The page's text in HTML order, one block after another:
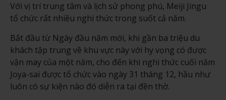
Với vị trí trung tâm và lịch sử phong phú, Meiji Jingu
tổ chức rất nhiều nghi thức trong suốt cả năm.
Bắt đầu từ Ngày đầu năm mới, khi gần ba triệu du
khách tập trung về khu vực này với hy vọng có được
vận may của một năm, cho đến khi nghi thức cuối năm
Joya-sai được tổ chức vào ngày 31 tháng 12, hầu như
luôn có sự kiện nào đó diễn ra tại đền thờ.